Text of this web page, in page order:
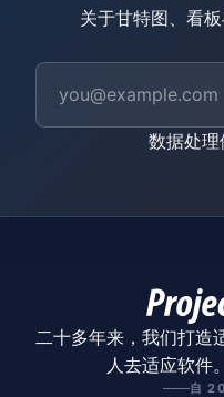
关于甘特图、看
数据处理
二十多年来，我们打造
人去适应软件
自